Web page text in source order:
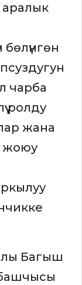
чарба
ролду
жана
жоюу
Багыш